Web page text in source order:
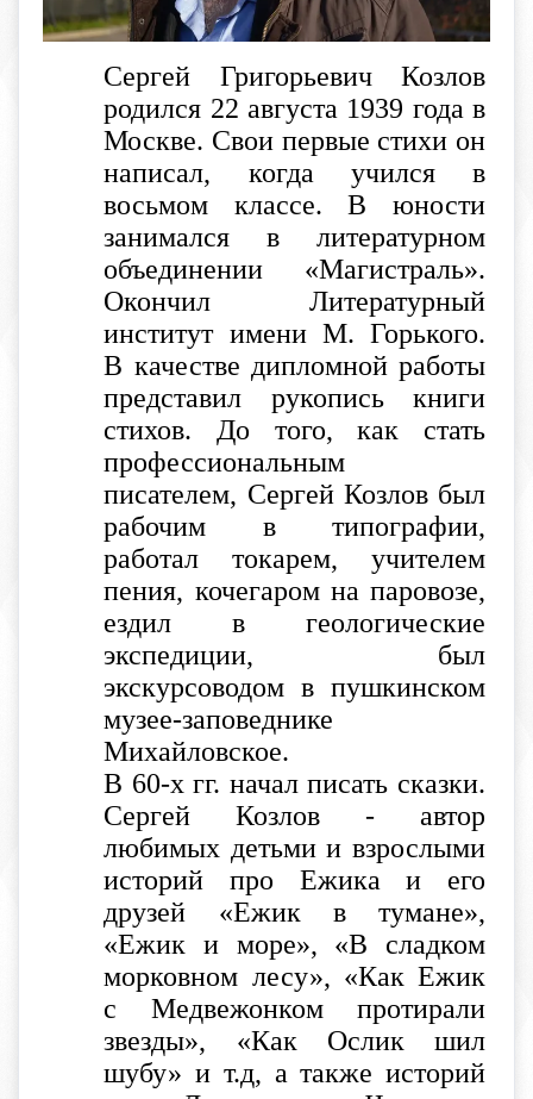
Сергей Григорьевич Козлов
родился 22 августа 1939 года в
Москве. Свои первые стихи он
написал, когда учился в
восьмом классе. В юности
занимался в литературном
объединении «Магистраль».
Окончил Литературный
институт имени М. Горького.
В качестве дипломной работы
представил рукопись книги
стихов. До того, как стать
профессиональным
писателем, Сергей Козлов был
рабочим в типографии,
работал токарем, учителем
пения, кочегаром на паровозе,
ездил в геологические
экспедиции, был
экскурсоводом в пушкинском
музее-заповеднике
Михайловское.
В 60-х гг. начал писать сказки.
Сергей Козлов - автор
любимых детьми и взрослыми
историй про Ежика и его
друзей «Ежик в тумане»,
«Ежик и море», «В сладком
морковном лесу», «Как Ежик
с Медвежонком протирали
звезды», «Как Ослик шил
шубу» и т.д, а также историй